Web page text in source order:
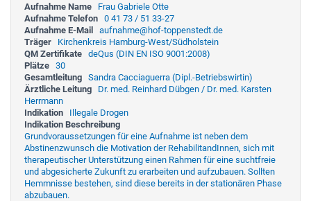
Aufnahme Name
Frau Gabriele Otte
Aufnahme Telefon 0 41 73 / 51 33-27
Aufnahme E-Mail
aufnahme@hof-toppenstedt.de
Träger
Kirchenkreis Hamburg-West/Südholstein
QM Zertifikate deQus (DIN EN ISO 9001:2008)
Plätze 30
Gesamtleitung Sandra Cacciaguerra (Dipl.-Betriebswirtin)
Ärztliche Leitung
Dr. med. Reinhard Dübgen / Dr. med. Karsten
Herrmann
Indikation
Illegale Drogen
Indikation Beschreibung
Grundvoraussetzungen für eine Aufnahme ist neben dem
Abstinenzwunsch die Motivation der RehabilitandInnen, sich mit
therapeutischer Unterstützung einen Rahmen für eine suchtfreie
und abgesicherte Zukunft zu erarbeiten und aufzubauen. Sollten
Hemmnisse bestehen, sind diese bereits in der stationären Phase
abzubauen.